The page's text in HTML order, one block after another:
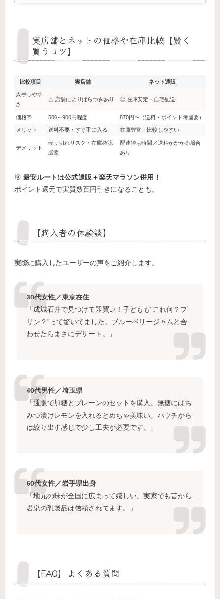
実店舗とネットの価格や在庫比較【賢く
買うコツ】
比較項目 実店舗 ネット通販
入手しやす
さ
△ 店舗によりばらつきあり ◎ 在庫安定・自宅配送
価格帯 500～900円程度 870円〜（送料・ポイント考慮要）
メリット 送料不要・すぐ手に入る 在庫豊富・比較しやすい
デメリット
売り切れリスク・在庫確認
必要
配達待ち時間／送料がかかる場合
あり
🎯 最安ルートは公式通販＋楽天マラソン併用！
ポイント還元で実質数百円引きになることも。
【購入者の体験談】
実際に購入したユーザーの声をご紹介します。
30代女性／東京在住
「成城石井で見つけて即買い！子どもも“これ何？プ
リン？”って驚いてました。ブルーベリージャムと合
わせたらまさにデザート。」
40代男性／埼玉県
「通販で加糖とプレーンのセットを購入。無糖にはち
みつ漬けレモンを入れるとめちゃ美味い。パウチから
は絞り出す感じで少し工夫が必要です。」
60代女性／岩手県出身
「地元の味が全国に広まって嬉しい。実家でも昔から
岩泉の乳製品は信頼されてます。」
【FAQ】よくある質問